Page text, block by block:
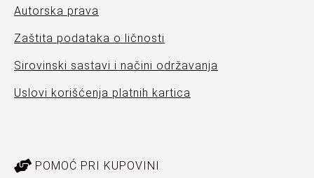
Autorska prava
Zaštita podataka o ličnosti
Sirovinski sastavi i načini održavanja
Uslovi korišćenja platnih kartica
POMOĆ PRI KUPOVINI